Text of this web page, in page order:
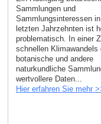
Sammlungen und
Sammlungsinteressen
letzten Jahrzehnten ist
problematisch. In einer
schnellen Klimawandels
botanische und andere
naturkundliche
wertvollere Daten...
Hier erfahren Sie mehr